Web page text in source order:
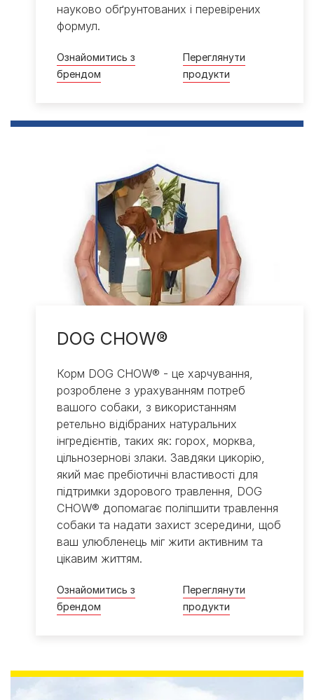
науково обґрунтованих і перевірених
формул.
Ознайомитись з
брендом
Переглянути
продукти​
DOG CHOW®
Корм DOG CHOW® - це харчування,
розроблене з урахуванням потреб
вашого собаки, з використанням
ретельно відібраних натуральних
інгредієнтів, таких як: горох, морква,
цільнозернові злаки. Завдяки цикорію,
який має пребіотичні властивості для
підтримки здорового травлення, DOG
CHOW® допомагає поліпшити травлення
собаки та надати захист зсередини, щоб
ваш улюбленець міг жити активним та
цікавим життям.
Ознайомитись з
брендом
Переглянути
продукти​